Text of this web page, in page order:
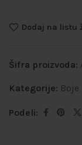
Dodaj na listu
Šifra proizvoda:
Kategorije:
Podeli: